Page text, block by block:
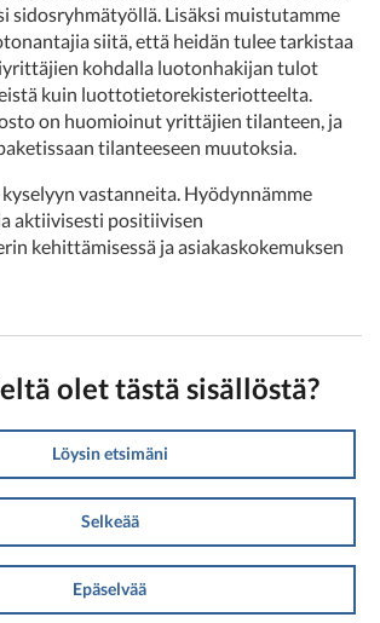
sidosryhmätyöllä. Lisäksi muistutamme
siitä, että heidän tulee tarkistaa
kohdalla luotonhakijan tulot
kuin luottotietorekisteriotteelta.
on huomioinut yrittäjien tilanteen, ja
tilanteeseen muutoksia.
vastanneita. Hyödynnämme
aktiivisesti positiivisen
kehittämisessä ja asiakaskokemuksen
olet tästä sisällöstä?
Löysin etsimäni
Selkeää
Epäselvää